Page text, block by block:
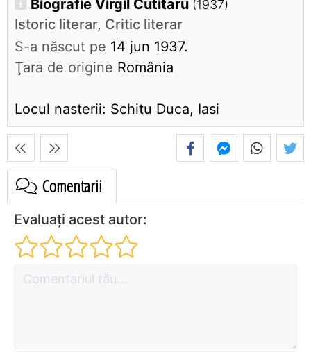
Biografie Virgil Cutitaru (1937)
Istoric literar, Critic literar
S-a născut pe 14 jun 1937.
Ţara de origine România
Locul nasterii: Schitu Duca, Iasi
Comentarii
Evaluați acest autor: